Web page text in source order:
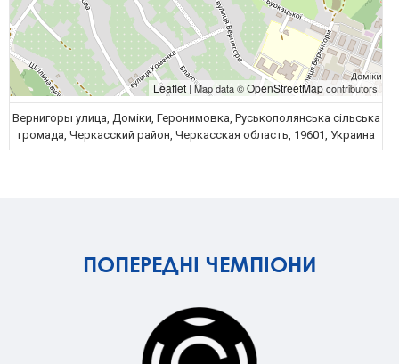
Leaflet | Map data ©OpenStreetMapcontributors
Вернигоры улица, Доміки, Геронимовка, Руськополянська сільська
громада, Черкасский район, Черкасская область, 19601, Украина
ПОПЕРЕДНІ ЧЕМПІОНИ